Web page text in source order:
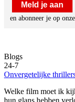
Meld je aan
en abonneer je op
Blogs
24-7
Onvergetelijke
Welke film moet ik
hun glans hebben